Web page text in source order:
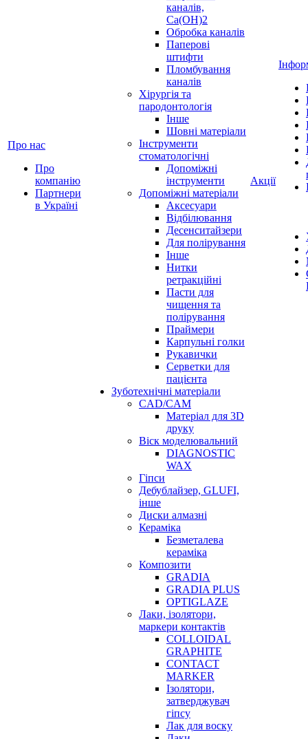
Про нас
Про
компанію
Партнери
в Україні
каналів,
Ca(OH)2
Обробка каналів
Паперові
штифти
Пломбування
каналів
Хірургія та
пародонтологія
Інше
Шовні матеріали
Інструменти
стоматологічні
Допоміжні
інструменти
Допоміжні матеріали
Аксесуари
Відбілювання
Десенситайзери
Для полірування
Інше
Нитки
ретракційні
Пасти для
чищення та
полірування
Праймери
Карпульні голки
Рукавички
Серветки для
пацієнта
Зуботехнічні матеріали
CAD/CAM
Матеріал для 3D
друку
Віск моделювальний
DIAGNOSTIC
WAX
Гіпси
Дебублайзер, GLUFI,
інше
Диски алмазні
Кераміка
Безметалева
кераміка
Композити
GRADIA
GRADIA PLUS
OPTIGLAZE
Лаки, ізолятори,
маркери контактів
COLLOIDAL
GRAPHITE
CONTACT
MARKER
Ізолятори,
затверджувач
гіпсу
Лак для воску
Акції